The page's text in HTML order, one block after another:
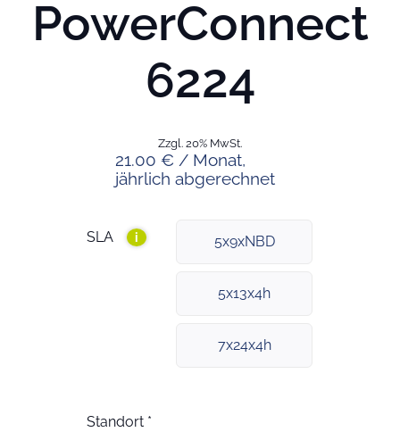
PowerConnect
6224
21.00 € / Monat,
jährlich abgerechnet
Zzgl. 20% MwSt.
SLA i 5x9xNBD
5x13x4h
7x24x4h
Standort *